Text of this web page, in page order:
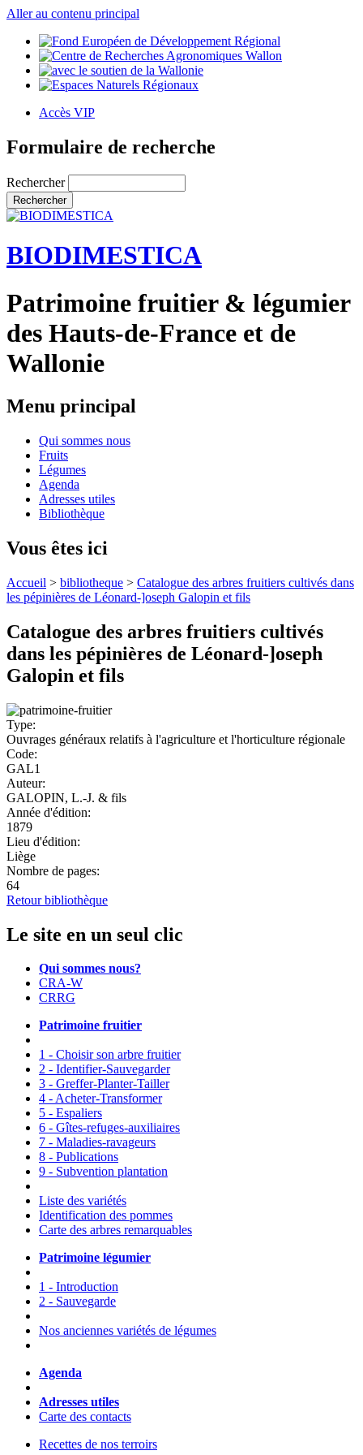
Aller au contenu principal
Accès VIP
Formulaire de recherche
Rechercher
BIODIMESTICA
Patrimoine fruitier & légumier
des Hauts-de-France et de
Wallonie
Menu principal
Qui sommes nous
Fruits
Légumes
Agenda
Adresses utiles
Bibliothèque
Vous êtes ici
Accueil > bibliotheque > Catalogue des arbres fruitiers cultivés dans
les pépinières de Léonard-]oseph Galopin et fils
Catalogue des arbres fruitiers cultivés
dans les pépinières de Léonard-]oseph
Galopin et fils
Type:
Ouvrages généraux relatifs à l'agriculture et l'horticulture régionale
Code:
GAL1
Auteur:
GALOPIN, L.-J. & fils
Année d'édition:
1879
Lieu d'édition:
Liège
Nombre de pages:
64
Retour bibliothèque
Le site en un seul clic
Qui sommes nous?
CRA-W
CRRG
Patrimoine fruitier
1 - Choisir son arbre fruitier
2 - Identifier-Sauvegarder
3 - Greffer-Planter-Tailler
4 - Acheter-Transformer
5 - Espaliers
6 - Gîtes-refuges-auxiliaires
7 - Maladies-ravageurs
8 - Publications
9 - Subvention plantation
Liste des variétés
Identification des pommes
Carte des arbres remarquables
Patrimoine légumier
1 - Introduction
2 - Sauvegarde
Nos anciennes variétés de légumes
Agenda
Adresses utiles
Carte des contacts
Recettes de nos terroirs